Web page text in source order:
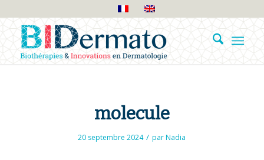
molecule
20 septembre 2024 / parNadia